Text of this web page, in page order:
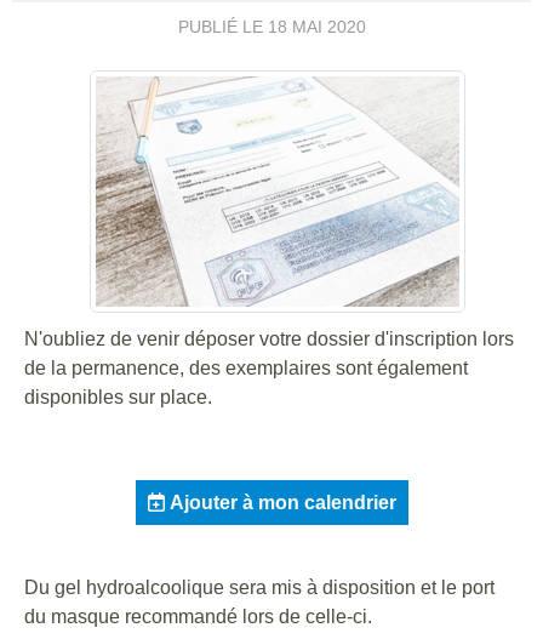
PUBLIÉ LE 18 MAI 2020
N'oubliez de venir déposer votre dossier d'inscription lors
de la permanence, des exemplaires sont également
disponibles sur place.
Ajouter à mon calendrier
Du gel hydroalcoolique sera mis à disposition et le port
du masque recommandé lors de celle-ci.